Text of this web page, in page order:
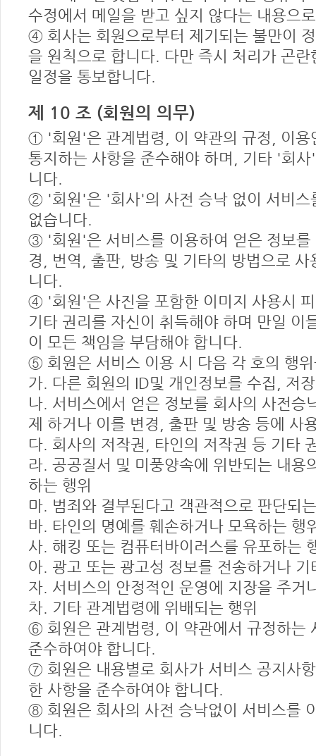
수정에서 메일을 받고 싶지 않다는 내용으
④ 회사는 회원으로부터 제기되는 불만이
을 원칙으로 합니다. 다만 즉시 처리가 곤
일정을 통보합니다.
제 10 조 (회원의 의무)
① '회원'은 관계법령, 이 약관의 규정, 이
통지하는 사항을 준수해야 하며, 기타 '회
니다.
② '회원'은 '회사'의 사전 승낙 없이 서비스
없습니다.
③ '회원'은 서비스를 이용하여 얻은 정보
경, 번역, 출판, 방송 및 기타의 방법으로
니다.
④ '회원'은 사진을 포함한 이미지 사용시
기타 권리를 자신이 취득해야 하며 만일 이
이 모든 책임을 부담해야 합니다.
⑤ 회원은 서비스 이용 시 다음 각 호의 행
가. 다른 회원의 ID및 개인정보를 수집, 저
나. 서비스에서 얻은 정보를 회사의 사전
제 하거나 이를 변경, 출판 및 방송 등에 사
다. 회사의 저작권, 타인의 저작권 등 기타
라. 공공질서 및 미풍양속에 위반되는 내
하는 행위
마. 범죄와 결부된다고 객관적으로 판단되
바. 타인의 명예를 훼손하거나 모욕하는 행
사. 해킹 또는 컴퓨터바이러스를 유포하는
아. 광고 또는 광고성 정보를 전송하거나
자. 서비스의 안정적인 운영에 지장을 주거
차. 기타 관계법령에 위배되는 행위
⑥ 회원은 관계법령, 이 약관에서 규정하는
준수하여야 합니다.
⑦ 회원은 내용별로 회사가 서비스 공지사
한 사항을 준수하여야 합니다.
⑧ 회원은 회사의 사전 승낙없이 서비스를
니다.